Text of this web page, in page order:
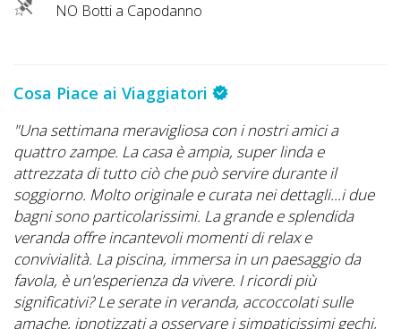
DOG
CHIEDI
CODICE
SCONTO
Video
Tutorial
NO Botti a Capodanno
Cosa Piace ai Viaggiatori
"Una settimana meravigliosa con i nostri amici a
quattro zampe. La casa è ampia, super linda e
attrezzata di tutto ciò che può servire durante il
soggiorno. Molto originale e curata nei dettagli...i due
bagni sono particolarissimi. La grande e splendida
veranda offre incantevoli momenti di relax e
convivialità. La piscina, immersa in un paesaggio da
favola, è un'esperienza da vivere. I ricordi più
significativi? Le serate in veranda, accoccolati sulle
amache, ipnotizzati a osservare i simpaticissimi gechi,